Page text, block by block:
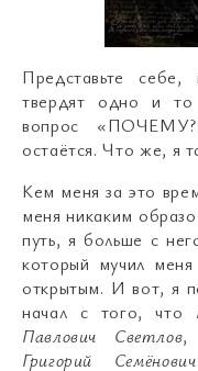
Представьте
твердят одно и
вопрос
остаётся. Что же, я
Кем меня за это
меня никаким
путь, я больше с
который мучил
открытым. И вот, я
начал с того, что
Павлович Светлов,
Григорий